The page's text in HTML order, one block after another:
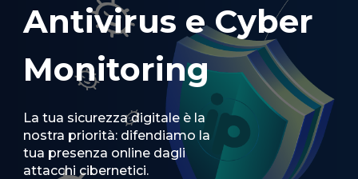
Antivirus e Cyber
Monitoring
La tua sicurezza digitale è la
nostra priorità: difendiamo la
tua presenza online dagli
attacchi cibernetici.